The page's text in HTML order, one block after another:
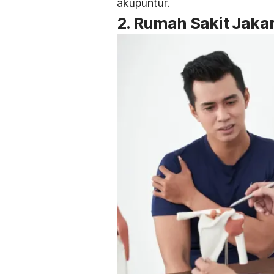
akupuntur.
2. Rumah Sakit